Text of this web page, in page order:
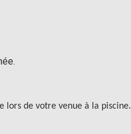
lors de votre venue à la piscine.